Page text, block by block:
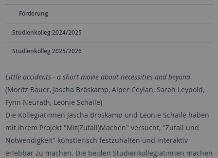
Förderung
Studienkolleg 2024/2025
Studienkolleg 2025/2026
Little accidents - a short movie about necessities and beyond
(Moritz Bauer, Jascha Bröskamp, Alper Ceylan, Sarah Leypold,
Fynn Neurath, Leonie Schaile)
Die Kollegiatinnen Jascha Bröskamp und Leonie Schaile haben
mit Ihrem Projekt "Mit(Zufall)Machen" versucht, "Zufall und
Notwendigkeit" künstlerisch festzuhalten und interaktiv
erlebbar zu machen. Die beiden Studienkollegiatinnen machen